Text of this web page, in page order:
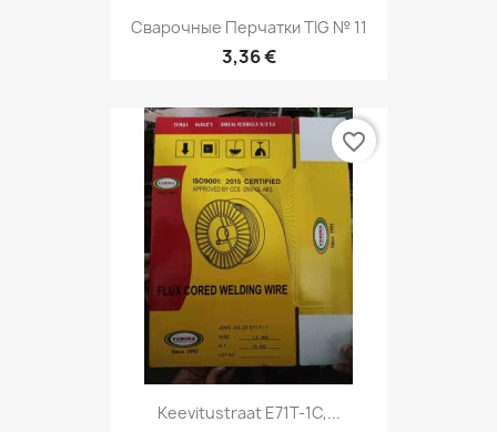
Сварочные Перчатки TIG № 11
3,36 €
Keevitustraat E71T-1C,...
favorite_border